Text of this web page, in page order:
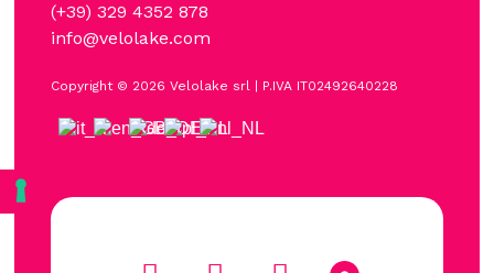
(+39) 329 4352 878
info@velolake.com
Copyright © 2026 Velolake srl | P.IVA IT02492640228